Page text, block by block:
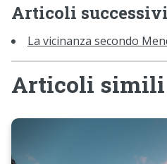
Articoli successivi
La vicinanza secondo
Articoli simili